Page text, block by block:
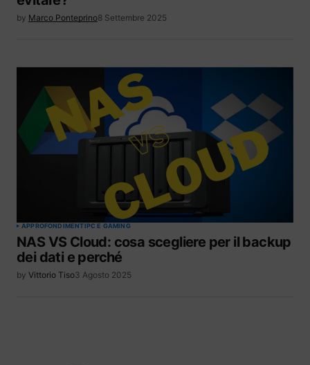
by Marco Ponteprino8 Settembre 2025
APPROFONDIMENTIPC E GAMING
NAS VS Cloud: cosa scegliere per il backup
dei dati e perché
by Vittorio Tiso3 Agosto 2025